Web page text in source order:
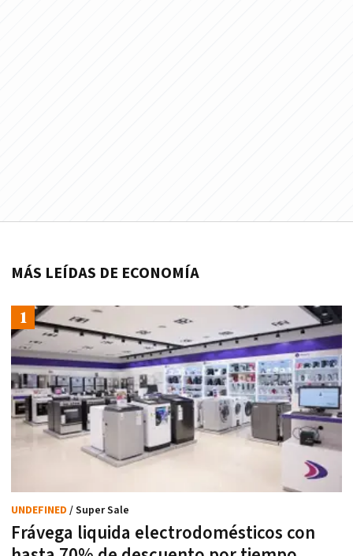
MÁS LEÍDAS DE ECONOMÍA
Frávega liquida electrodomésticos con
UNDEFINED / Super Sale